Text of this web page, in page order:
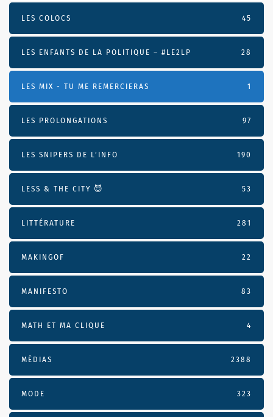
LES COLOCS 45
LES ENFANTS DE LA POLITIQUE – #LE2LP 28
LES MIX - TU ME REMERCIERAS 1
LES PROLONGATIONS 97
LES SNIPERS DE L’INFO 190
LESS & THE CITY 😈 53
LITTÉRATURE 281
MAKINGOF 22
MANIFESTO 83
MATH ET MA CLIQUE 4
MÉDIAS 2388
MODE 323